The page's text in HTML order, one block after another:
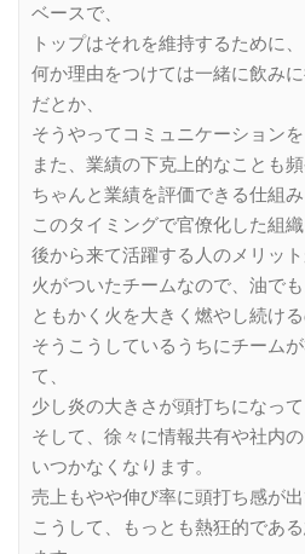
ベースで、
トップはそれを維持するために、
何か理由をつけては一緒に飲み
だとか、
そうやってコミュニケーション
また、業績の下克上的なことも頻
ちゃんと業績を評価できる仕組み
このタイミングで官僚化した組
後から来て活躍する人のメリット
火がついたチームなので、油でも
ともかく火を大きく燃やし続け
そうこうしているうちにチーム
て、
少し炎の大きさが頭打ちになって
そして、徐々に情報共有や社内
いつかなくなります。
売上もやや伸び率に頭打ち感が出
こうして、もっとも熱狂的であ